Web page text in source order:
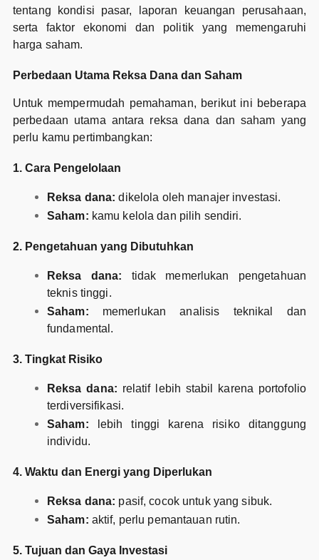
tentang kondisi pasar, laporan keuangan perusahaan,
serta faktor ekonomi dan politik yang memengaruhi
harga saham.
Perbedaan Utama Reksa Dana dan Saham
Untuk mempermudah pemahaman, berikut ini beberapa
perbedaan utama antara reksa dana dan saham yang
perlu kamu pertimbangkan:
1. Cara Pengelolaan
Reksa dana: dikelola oleh manajer investasi.
Saham: kamu kelola dan pilih sendiri.
2. Pengetahuan yang Dibutuhkan
Reksa dana: tidak memerlukan pengetahuan
teknis tinggi.
Saham: memerlukan analisis teknikal dan
fundamental.
3. Tingkat Risiko
Reksa dana: relatif lebih stabil karena portofolio
terdiversifikasi.
Saham: lebih tinggi karena risiko ditanggung
individu.
4. Waktu dan Energi yang Diperlukan
Reksa dana: pasif, cocok untuk yang sibuk.
Saham: aktif, perlu pemantauan rutin.
5. Tujuan dan Gaya Investasi